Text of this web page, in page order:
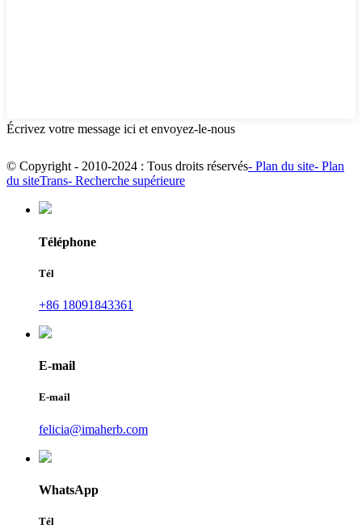
Écrivez votre message ici et envoyez-le-nous
© Copyright - 2010-2024 : Tous droits réservés- Plan du site- Plan
du siteTrans- Recherche supérieure
Téléphone
Tél
+86 18091843361
E-mail
E-mail
felicia@imaherb.com
WhatsApp
Tél